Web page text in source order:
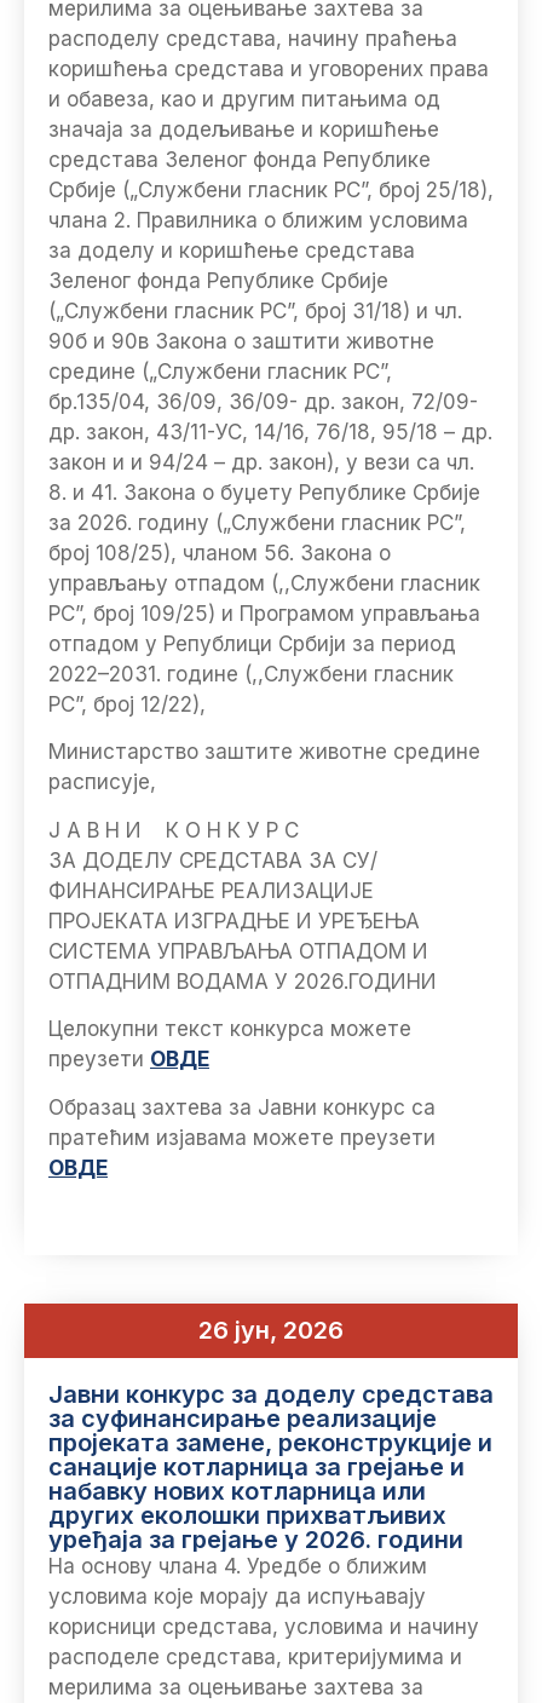
мерилима за оцењивање захтева за
расподелу средстава, начину праћења
коришћења средстава и уговорених права
и обавеза, као и другим питањима од
значаја за додељивање и коришћење
средстава Зеленог фонда Републике
Србије („Службени гласник РС”, број 25/18),
члана 2. Правилника о ближим условима
за доделу и коришћење средстава
Зеленог фонда Републике Србије
(„Службени гласник РС”, број 31/18) и чл.
90б и 90в Закона о заштити животне
средине („Службени гласник РС”,
бр.135/04, 36/09, 36/09- др. закон, 72/09-
др. закон, 43/11-УС, 14/16, 76/18, 95/18 – др.
закон и и 94/24 – др. закон), у вези са чл.
8. и 41. Закона о буџету Републике Србије
за 2026. годину („Службени гласник РС”,
број 108/25), чланом 56. Закона о
управљању отпадом (,,Службени гласник
РС”, број 109/25) и Програмом управљања
отпадом у Републици Србији за период
2022–2031. године (,,Службени гласник
РС”, број 12/22),
Министарство заштите животне средине
расписује,
Ј А В Н И К О Н К У Р С
ЗА ДОДЕЛУ СРЕДСТАВА ЗА СУ/
ФИНАНСИРАЊЕ РЕАЛИЗАЦИЈЕ
ПРОЈЕКАТА ИЗГРАДЊЕ И УРЕЂЕЊА
СИСТЕМА УПРАВЉАЊА ОТПАДОМ И
ОТПАДНИМ ВОДАМА У 2026.ГОДИНИ
Целокупни текст конкурса можете
преузети ОВДЕ
Образац захтева за Јавни конкурс са
пратећим изјавама можете преузети
ОВДЕ
26 јун, 2026
Јавни конкурс за доделу средстава
за суфинансирање реализације
пројеката замене, реконструкције и
санације котларница за грејање и
набавку нових котларница или
других еколошки прихватљивих
уређаја за грејање у 2026. години
На основу члана 4. Уредбе о ближим
условима које морају да испуњавају
корисници средстава, условима и начину
расподеле средстава, критеријумима и
мерилима за оцењивање захтева за